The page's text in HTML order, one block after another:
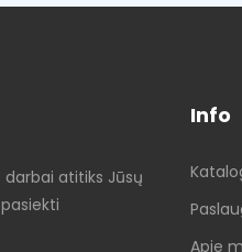
atitiks Jūsų
Info
Apie